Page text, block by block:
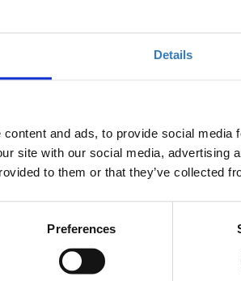
Details
and ads, to provide social
site with our social media, advertising
to them or that they’ve collected
Preferences
(startups)
για τα ξενοδοχεία που βοηθάει να
γρηγορά και οικονομικά.
και συνεπώς και το κόστος που
backεδώ :https://app.deliverback.com/
βοηθήσουμε να επιλέξετε τον κατάλληλο
που ταιριάζει καλύτερα στο κατάλυμα
το επισκέπτη σε ενσωματωμένο
υπολοίπου ανά δωμάτιο